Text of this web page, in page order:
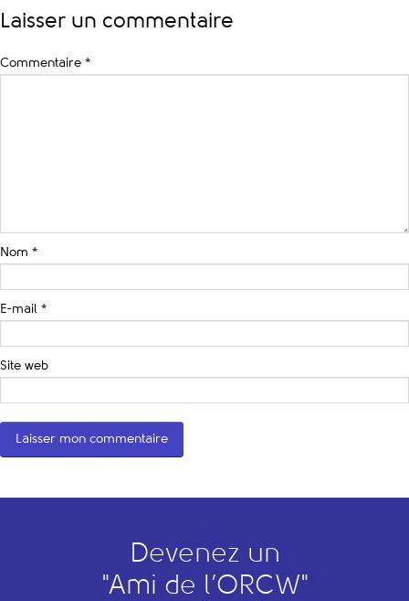
Laisser un commentaire
Commentaire *
Nom *
E-mail *
Site web
Devenez un
"Ami de l’ORCW"